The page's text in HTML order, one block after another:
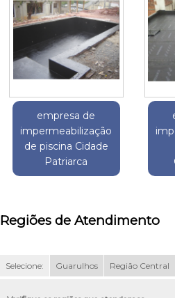
empresa de
impermeabilização
de piscina Cidade
Patriarca
Regiões de Atendimento
Selecione: Guarulhos Região Central